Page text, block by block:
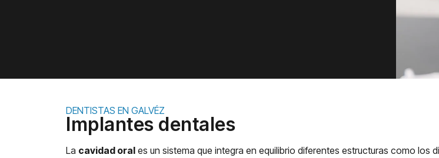
DENTISTAS EN GALVÉZ
Implantes dentales
La cavidad oral es un sistema que integra en equilibrio diferentes estructuras como los